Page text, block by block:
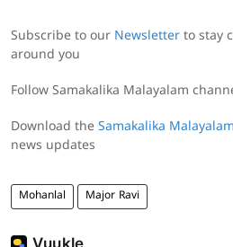
Subscribe to our Newsletter to stay
around you
Follow Samakalika Malayalam
Download the Samakalika
news updates
Mohanlal Major Ravi